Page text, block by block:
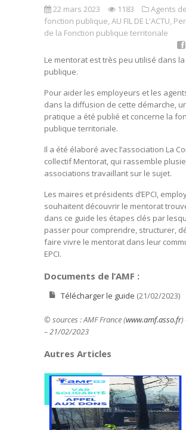
22 mars 2023 1183
Agents
fonction publique,AU FIL DE L'ACTU,
de la Fonction publique territoriale
Le mentorat est très peu utilisé dans la
publique.
Pour aider les employeurs et les
dans la diffusion de cette démarche,
pratique a été publié et concerne la
publique territoriale.
Il a été élaboré avec l’association La
collectif Mentorat, qui rassemble
associations travaillant sur le sujet.
Les maires et présidents d’EPCI,
souhaitent découvrir le mentorat
dans ce guide les étapes clés par
passer pour comprendre, structurer,
faire vivre le mentorat dans leur
EPCI.
Documents de l’AMF :
Télécharger le guide (21/02/2023)
© sources : AMF France (www.amf.asso.fr)
– 21/02/2023
Autres Articles